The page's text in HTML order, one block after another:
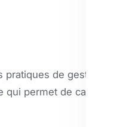
de gestion
permet de capturer